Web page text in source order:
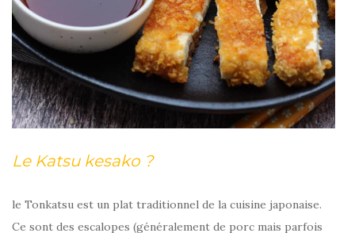
Le Katsu kesako ?
le Tonkatsu est un plat traditionnel de la cuisine japonaise.
Ce sont des escalopes (généralement de porc mais parfois